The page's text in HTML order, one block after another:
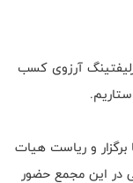
آرزوی کسب
برگزار و ریاست هیات
در این مجمع حضور